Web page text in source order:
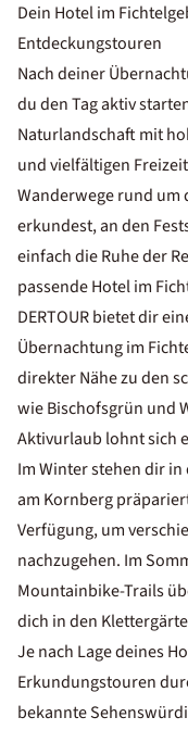
Dein Hotel im
Entdeckungstouren
Nach deiner
du den Tag aktiv
Naturlandschaft mit
und vielfältigen
Wanderwege rund um
erkundest, an den
einfach die Ruhe der
passende Hotel im
DERTOUR bietet dir
Übernachtung im
direkter Nähe zu den
wie Bischofsgrün und
Aktivurlaub lohnt sich
Im Winter stehen dir
am Kornberg
Verfügung, um
nachzugehen. Im
Mountainbike-Trails
dich in den
Je nach Lage deines
Erkundungstouren
bekannte